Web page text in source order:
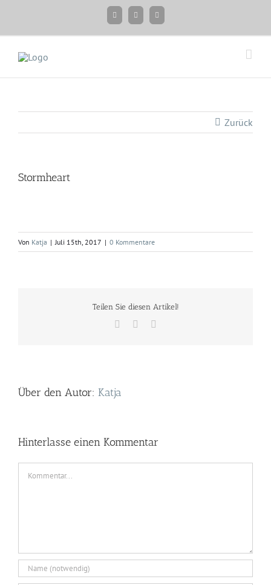
FacebookInstagramTwitter
Zurück
Stormheart
Von Katja | Juli 15th, 2017 | 0 Kommentare
Teilen Sie diesen Artikel!
Facebook
Twitter
Über den Autor: Katja
Hinterlasse einen Kommentar
Kommentar